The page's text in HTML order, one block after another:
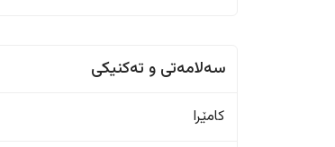
سەلامەتی و تەکنیکی
کامێرا